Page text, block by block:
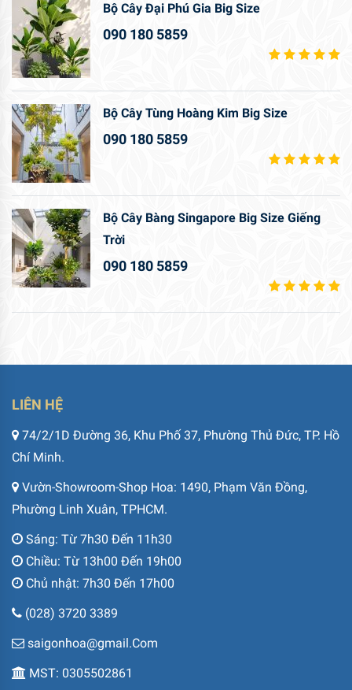
Bộ Cây Đại Phú Gia Big Size
090 180 5859
Bộ Cây Tùng Hoàng Kim Big Size
090 180 5859
Bộ Cây Bàng Singapore Big Size Giếng
Trời
090 180 5859
LIÊN HỆ
74/2/1D Đường 36, Khu Phố 37, Phường Thủ Đức, TP. Hồ
Chí Minh.
Vườn-Showroom-Shop Hoa: 1490, Phạm Văn Đồng,
Phường Linh Xuân, TPHCM.
Sáng: Từ 7h30 Đến 11h30
Chiều: Từ 13h00 Đến 19h00
Chủ nhật: 7h30 Đến 17h00
(028) 3720 3389
saigonhoa@gmail.Com
MST: 0305502861